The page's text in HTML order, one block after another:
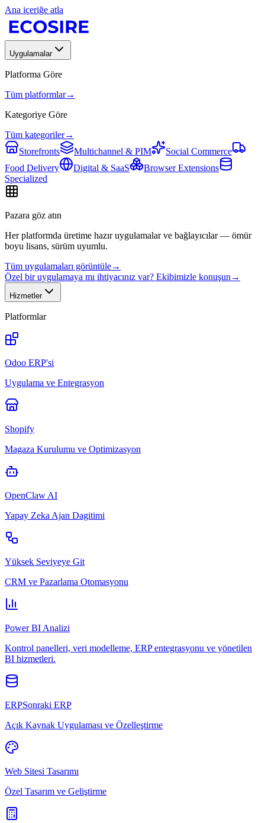
Ana içeriğe atla
Uygulamalar
Platforma Göre
Tüm platformlar→
Kategoriye Göre
Tüm kategoriler→
Storefronts
Multichannel & PIM
Social Commerce
Food Delivery
Digital & SaaS
Browser Extensions
Specialized
Pazara göz atın
Her platformda üretime hazır uygulamalar ve bağlayıcılar — ömür
boyu lisans, sürüm uyumlu.
Tüm uygulamaları görüntüle→
Özel bir uygulamaya mı ihtiyacınız var? Ekibimizle konuşun →
Hizmetler
Platformlar
Odoo ERP'si
Uygulama ve Entegrasyon
Shopify
Magaza Kurulumu ve Optimizasyon
OpenClaw AI
Yapay Zeka Ajan Dagitimi
Yüksek Seviyeye Git
CRM ve Pazarlama Otomasyonu
Power BI Analizi
Kontrol panelleri, veri modelleme, ERP entegrasyonu ve yönetilen
BI hizmetleri.
ERPSonraki ERP
Açık Kaynak Uygulaması ve Özelleştirme
Web Sitesi Tasarımı
Özel Tasarım ve Geliştirme